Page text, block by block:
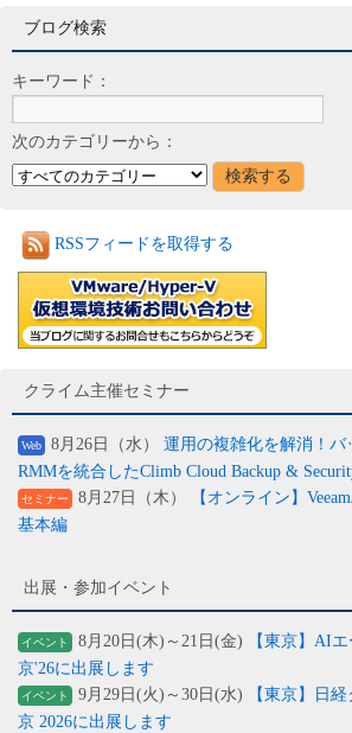
ブログ検索
キーワード：
次のカテゴリーから：
RSSフィードを取得する
クライム主催セミナー
Web 8月26日（水） 運用の複雑化を解消！バ
RMMを統合したClimb Cloud Backup &
セミナー 8月27日（木）
【オンライン】
基本編
出展・参加イベント
イベント 8月20日(木)～21日(金)
【東京】AI
京'26に出展します
イベント 9月29日(火)～30日(水)
【東京】日
京 2026に出展します